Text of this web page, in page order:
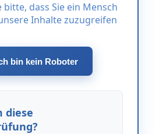
bitte, dass Sie ein Mensch
Inhalte zuzugreifen
bin kein Roboter
diese